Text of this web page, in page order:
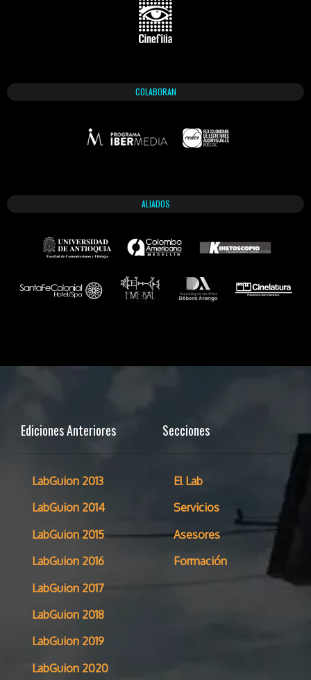
COLABORAN
ALIADOS
Ediciones Anteriores
LabGuion 2013
LabGuion 2014
LabGuion 2015
LabGuion 2016
LabGuion 2017
LabGuion 2018
LabGuion 2019
LabGuion 2020
Secciones
El Lab
Servicios
Asesores
Formación